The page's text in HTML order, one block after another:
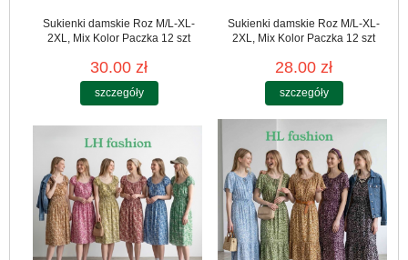
Sukienki damskie Roz M/L-XL-
2XL, Mix Kolor Paczka 12 szt
30.00 zł
szczegóły
Sukienki damskie Roz M/L-XL-
2XL, Mix Kolor Paczka 12 szt
28.00 zł
szczegóły